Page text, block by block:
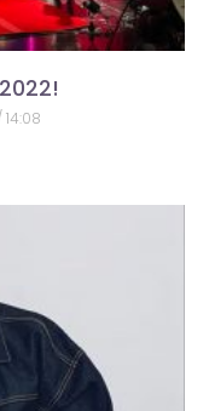
14:08